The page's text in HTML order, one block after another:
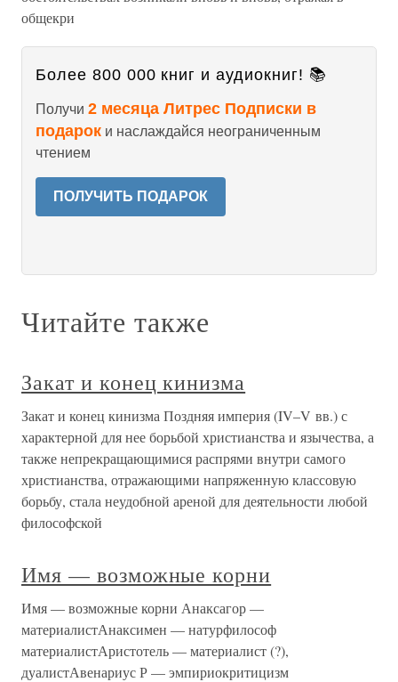
общекри
Более 800 000 книг и аудиокниг! 📚
Получи 2 месяца Литрес Подписки в
подарок и наслаждайся неограниченным
чтением
ПОЛУЧИТЬ ПОДАРОК
Читайте также
Закат и конец кинизма
Закат и конец кинизма Поздняя империя (IV–V вв.) с
характерной для нее борьбой христианства и язычества, а
также непрекращающимися распрями внутри самого
христианства, отражающими напряженную классовую
борьбу, стала неудобной ареной для деятельности любой
философской
Имя — возможные корни
Имя — возможные корни Анаксагор —
материалистАнаксимен — натурфилософ
материалистАристотель — материалист (?),
дуалистАвенариус Р — эмпириокритицизм